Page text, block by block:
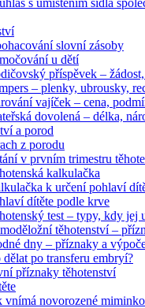
s umístěním sídla
slovní zásoby
u dětí
příspěvek –
– plenky, ubrousky,
vajíček – cena,
dovolená – délka,
a porod
z porodu
v prvním trimestru
kalkulačka
k určení pohlaví
dítěte podle krve
test – typy, kdy jej
těhotenství –
dny – příznaky a
dělat po transferu embryí?
příznaky těhotenství
vnímá novorozené